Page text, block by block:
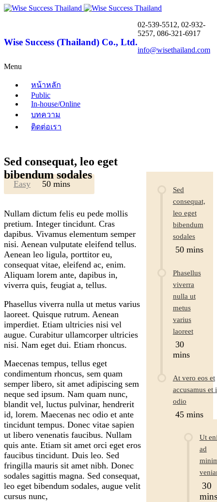
Wise Success (Thailand) Co., Ltd.
02-539-5512, 02-932-
5257, 086-321-6917
info@wisethailand.com
Menu
หน้าหลัก
Public
In-house/Online
บทความ
ติดต่อเรา
Sed consequat, leo eget
bibendum sodales
Easy 50 mins
Nullam dictum felis eu pede mollis
pretium. Integer tincidunt. Cras
dapibus. Vivamus elementum semper
nisi. Aenean vulputate eleifend tellus.
Aenean leo ligula, porttitor eu,
consequat vitae, eleifend ac, enim.
Aliquam lorem ante, dapibus in,
viverra quis, feugiat a, tellus.
Phasellus viverra nulla ut metus varius
laoreet. Quisque rutrum. Aenean
imperdiet. Etiam ultricies nisi vel
augue. Curabitur ullamcorper ultricies
nisi. Nam eget dui. Etiam rhoncus.
Maecenas tempus, tellus eget
condimentum rhoncus, sem quam
semper libero, sit amet adipiscing sem
neque sed ipsum. Nam quam nunc,
blandit vel, luctus pulvinar, hendrerit
id, lorem. Maecenas nec odio et ante
tincidunt tempus. Donec vitae sapien
ut libero venenatis faucibus. Nullam
quis ante. Etiam sit amet orci eget eros
faucibus tincidunt. Duis leo. Sed
fringilla mauris sit amet nibh. Donec
sodales sagittis magna. Sed consequat,
leo eget bibendum sodales, augue velit
cursus nunc,
Sed
consequat,
leo eget
bibendum
sodales
50 mins
Phasellus
viverra
nulla ut
metus
varius
laoreet
30
mins
At vero eos et
accusamus et
odio
45 mins
Ut
ad
30
mins